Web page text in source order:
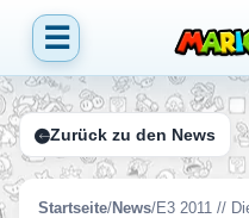
☰
Zurück zu den News
Startseite/News/E3 2011 //